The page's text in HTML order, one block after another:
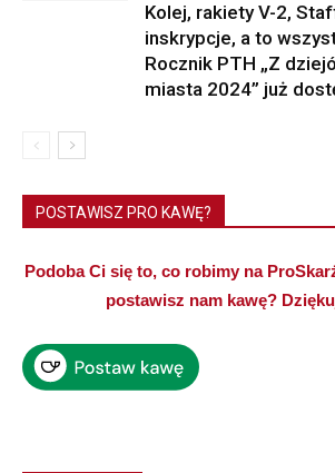
Kolej, rakiety V-2,
inskrypcje, a to
Rocznik PTH „Z
miasta 2024” już
POSTAWISZ PRO KAWĘ?
Podoba Ci się to, co robimy na
postawisz nam kawę?